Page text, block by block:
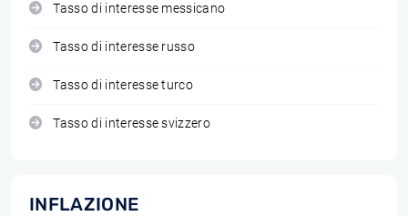
Tasso di interesse messicano
Tasso di interesse russo
Tasso di interesse turco
Tasso di interesse svizzero
INFLAZIONE